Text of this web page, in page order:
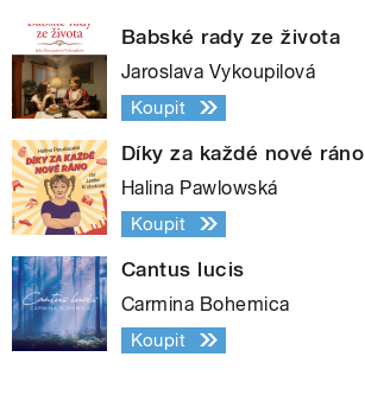
Babské rady ze života
Jaroslava Vykoupilová
Koupit
Díky za každé nové ráno
Halina Pawlowská
Koupit
Cantus lucis
Carmina Bohemica
Koupit